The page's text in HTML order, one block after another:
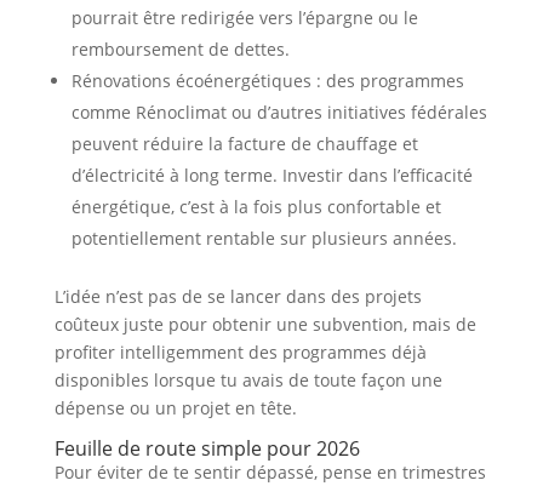
pourrait être redirigée vers l’épargne ou le
remboursement de dettes.
Rénovations écoénergétiques : des programmes
comme Rénoclimat ou d’autres initiatives fédérales
peuvent réduire la facture de chauffage et
d’électricité à long terme. Investir dans l’efficacité
énergétique, c’est à la fois plus confortable et
potentiellement rentable sur plusieurs années.
L’idée n’est pas de se lancer dans des projets
coûteux juste pour obtenir une subvention, mais de
profiter intelligemment des programmes déjà
disponibles lorsque tu avais de toute façon une
dépense ou un projet en tête.
Feuille de route simple pour 2026
Pour éviter de te sentir dépassé, pense en trimestres